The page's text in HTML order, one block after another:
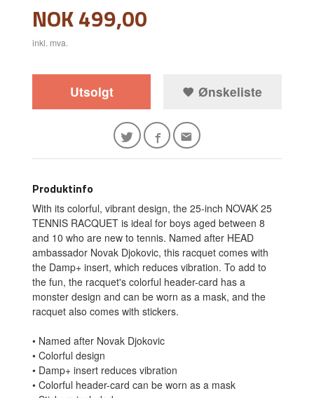
Pris
NOK499,00
inkl. mva.
Utsolgt Ønskeliste
Produktinfo
With its colorful, vibrant design, the 25-inch NOVAK 25
TENNIS RACQUET is ideal for boys aged between 8
and 10 who are new to tennis. Named after HEAD
ambassador Novak Djokovic, this racquet comes with
the Damp+ insert, which reduces vibration. To add to
the fun, the racquet's colorful header-card has a
monster design and can be worn as a mask, and the
racquet also comes with stickers.
• Named after Novak Djokovic
• Colorful design
• Damp+ insert reduces vibration
• Colorful header-card can be worn as a mask